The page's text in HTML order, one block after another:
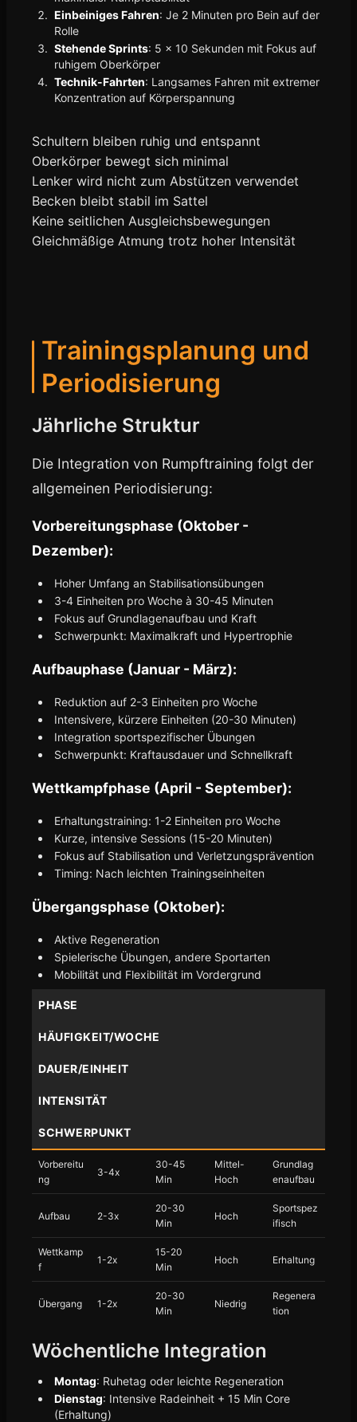
Einbeiniges Fahren: Je 2 Minuten pro Bein auf der
Rolle
Stehende Sprints: 5 x 10 Sekunden mit Fokus auf
ruhigem Oberkörper
Technik-Fahrten: Langsames Fahren mit extremer
Konzentration auf Körperspannung
Schultern bleiben ruhig und entspannt
Oberkörper bewegt sich minimal
Lenker wird nicht zum Abstützen verwendet
Becken bleibt stabil im Sattel
Keine seitlichen Ausgleichsbewegungen
Gleichmäßige Atmung trotz hoher Intensität
Trainingsplanung und
Periodisierung
Jährliche Struktur
Die Integration von Rumpftraining folgt der
allgemeinen Periodisierung:
Vorbereitungsphase (Oktober -
Dezember):
Hoher Umfang an Stabilisationsübungen
3-4 Einheiten pro Woche à 30-45 Minuten
Fokus auf Grundlagenaufbau und Kraft
Schwerpunkt: Maximalkraft und Hypertrophie
Aufbauphase (Januar - März):
Reduktion auf 2-3 Einheiten pro Woche
Intensivere, kürzere Einheiten (20-30 Minuten)
Integration sportspezifischer Übungen
Schwerpunkt: Kraftausdauer und Schnellkraft
Wettkampfphase (April - September):
Erhaltungstraining: 1-2 Einheiten pro Woche
Kurze, intensive Sessions (15-20 Minuten)
Fokus auf Stabilisation und Verletzungsprävention
Timing: Nach leichten Trainingseinheiten
Übergangsphase (Oktober):
Aktive Regeneration
Spielerische Übungen, andere Sportarten
Mobilität und Flexibilität im Vordergrund
PHASE
HÄUFIGKEIT/WOCHE
DAUER/EINHEIT
INTENSITÄT
SCHWERPUNKT
Vorbereitu
ng
3-4x
30-45
Min
Mittel-
Hoch
Grundlag
enaufbau
Aufbau 2-3x
20-30
Min
Hoch
Sportspez
ifisch
Wettkamp
f
1-2x
15-20
Min
Hoch Erhaltung
Übergang 1-2x
20-30
Min
Niedrig
Regenera
tion
Wöchentliche Integration
Montag: Ruhetag oder leichte Regeneration
Dienstag: Intensive Radeinheit + 15 Min Core
(Erhaltung)